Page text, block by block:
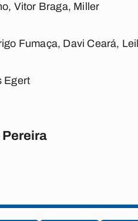
Vitor Braga, Miller
Fumaça, Davi Ceará,
Egert
Pereira